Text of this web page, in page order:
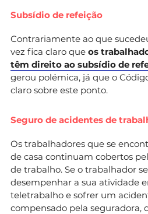
Subsídio de refeição
Contrariamente ao que
vez fica claro que os
têm direito ao subsídio de
gerou polémica, já que o
claro sobre este ponto.
Seguro de acidentes de
Os trabalhadores que se
de casa continuam cobertos
de trabalho. Se o trabalhador
desempenhar a sua atividade
teletrabalho e sofrer um
compensado pela seguradora,